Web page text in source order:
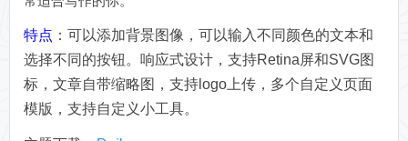
特点 ：可以添加背景图像，可以输入不同颜色的文本和
选择不同的按钮。响应式设计，支持Retina屏和SVG图
标，文章自带缩略图，支持logo上传，多个自定义页面
模版，支持自定义小工具。